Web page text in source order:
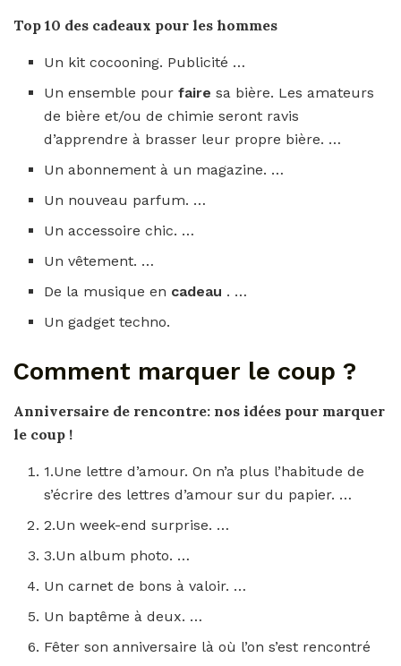
Top 10 des cadeaux pour les hommes
Un kit cocooning. Publicité …
Un ensemble pourfairesa bière. Les amateurs
de bière et/ou de chimie seront ravis
d’apprendre à brasser leur propre bière. …
Un abonnement à un magazine. …
Un nouveau parfum. …
Un accessoire chic. …
Un vêtement. …
De la musique en cadeau . …
Un gadget techno.
Comment marquer le coup ?
Anniversaire de rencontre: nos idées pour marquer
le coup !
1.Une lettre d’amour. On n’a plus l’habitude de
s’écrire des lettres d’amour sur du papier. …
2.Un week-end surprise. …
3.Un album photo. …
Un carnet de bons à valoir. …
Un baptême à deux. …
Fêter son anniversaire là où l’on s’est rencontré